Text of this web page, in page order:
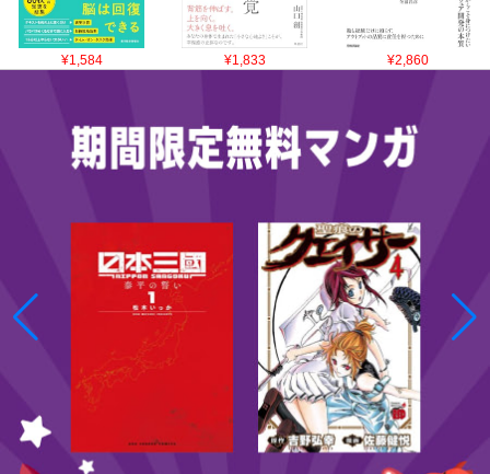
¥1,584 ¥1,833 ¥2,860